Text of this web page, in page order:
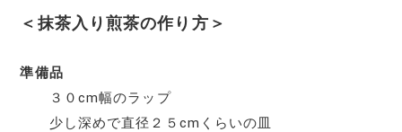
＜抹茶入り煎茶の作り方＞
準備品
３０cm幅のラップ
少し深めで直径２５cmくらいの皿